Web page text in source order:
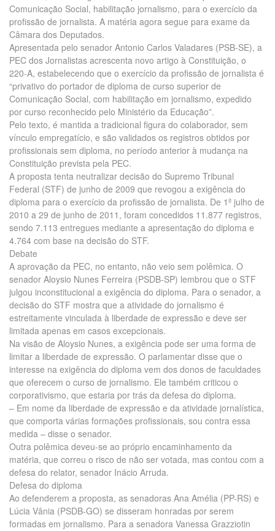
Comunicação Social, habilitação jornalismo, para o exercício da
profissão de jornalista. A matéria agora segue para exame da
Câmara dos Deputados.
Apresentada pelo senador Antonio Carlos Valadares (PSB-SE), a
PEC dos Jornalistas acrescenta novo artigo à Constituição, o
220-A, estabelecendo que o exercício da profissão de jornalista é
“privativo do portador de diploma de curso superior de
Comunicação Social, com habilitação em jornalismo, expedido
por curso reconhecido pelo Ministério da Educação”.
Pelo texto, é mantida a tradicional figura do colaborador, sem
vínculo empregatício, e são validados os registros obtidos por
profissionais sem diploma, no período anterior à mudança na
Constituição prevista pela PEC.
A proposta tenta neutralizar decisão do Supremo Tribunal
Federal (STF) de junho de 2009 que revogou a exigência do
diploma para o exercício da profissão de jornalista. De 1º julho de
2010 a 29 de junho de 2011, foram concedidos 11.877 registros,
sendo 7.113 entregues mediante a apresentação do diploma e
4.764 com base na decisão do STF.
Debate
A aprovação da PEC, no entanto, não veio sem polêmica. O
senador Aloysio Nunes Ferreira (PSDB-SP) lembrou que o STF
julgou inconstitucional a exigência do diploma. Para o senador, a
decisão do STF mostra que a atividade do jornalismo é
estreitamente vinculada à liberdade de expressão e deve ser
limitada apenas em casos excepcionais.
Na visão de Aloysio Nunes, a exigência pode ser uma forma de
limitar a liberdade de expressão. O parlamentar disse que o
interesse na exigência do diploma vem dos donos de faculdades
que oferecem o curso de jornalismo. Ele também criticou o
corporativismo, que estaria por trás da defesa do diploma.
– Em nome da liberdade de expressão e da atividade jornalística,
que comporta várias formações profissionais, sou contra essa
medida – disse o senador.
Outra polêmica deveu-se ao próprio encaminhamento da
matéria, que correu o risco de não ser votada, mas contou com a
defesa do relator, senador Inácio Arruda.
Defesa do diploma
Ao defenderem a proposta, as senadoras Ana Amélia (PP-RS) e
Lúcia Vânia (PSDB-GO) se disseram honradas por serem
formadas em jornalismo. Para a senadora Vanessa Grazziotin